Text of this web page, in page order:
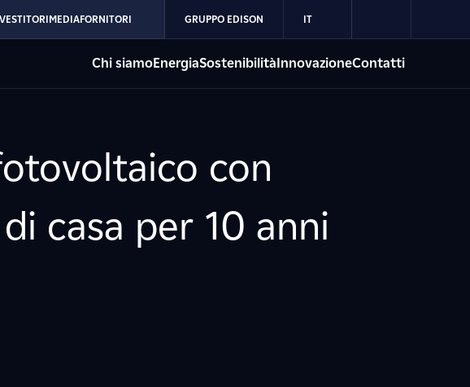
MEDIAFORNITORI GRUPPO EDISON IT
Chi siamoEnergiaSostenibilitàInnovazioneContatti
con
casa per 10 anni